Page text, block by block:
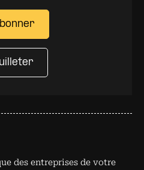
des entreprises de votre